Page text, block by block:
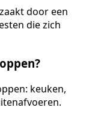
door een
die zich
keuken,